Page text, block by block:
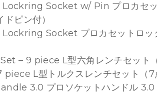
Socket w/ Pin プロカセッ
ピン付）
Socket プロカセットロッ
– 9 piece L型六角レンチセット
piece L型トルクスレンチセット（7
3.0 プロソケットハンドル 3.0